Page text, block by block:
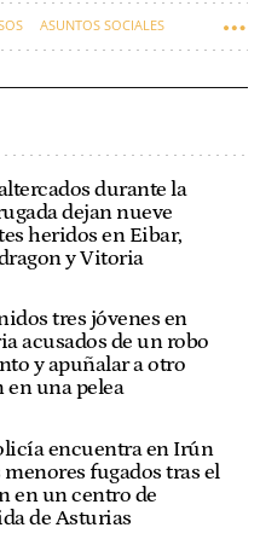
ASUNTOS SOCIALES
durante la
dejan nueve
heridos en Eibar,
y Vitoria
tres jóvenes en
acusados de un robo
y apuñalar a otro
en una pelea
encuentra en Irún
menores fugados tras el
en un centro de
de Asturias